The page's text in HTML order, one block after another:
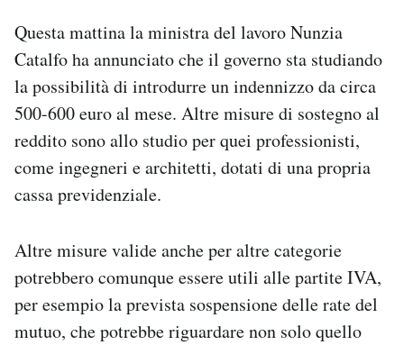
Questa mattina la ministra del lavoro Nunzia
Catalfo ha annunciato che il governo sta studiando
la possibilità di introdurre un indennizzo da circa
500-600 euro al mese. Altre misure di sostegno al
reddito sono allo studio per quei professionisti,
come ingegneri e architetti, dotati di una propria
cassa previdenziale.
Altre misure valide anche per altre categorie
potrebbero comunque essere utili alle partite IVA,
per esempio la prevista sospensione delle rate del
mutuo, che potrebbe riguardare non solo quello